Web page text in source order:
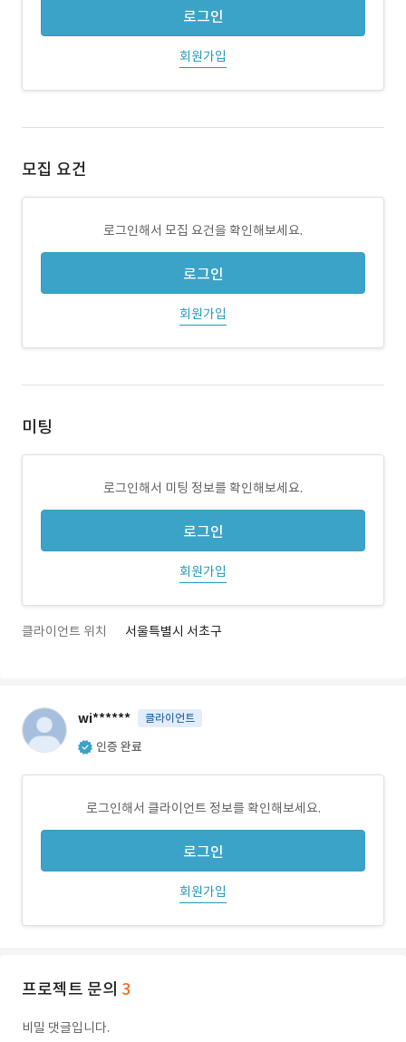
로그인
회원가입
모집 요건
로그인해서 모집 요건을 확인해보세요.
로그인
회원가입
미팅
로그인해서 미팅 정보를 확인해보세요.
로그인
회원가입
클라이언트 위치 서울특별시 서초구
wi****** 클라이언트
인증 완료
로그인해서 클라이언트 정보를 확인해보세요.
로그인
회원가입
프로젝트 문의 3
비밀 댓글입니다.